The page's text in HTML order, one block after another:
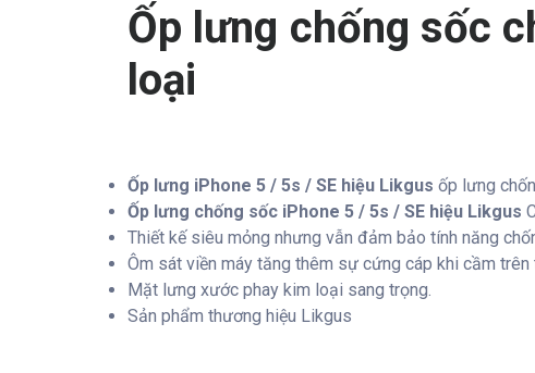
Ốp lưng chống sốc
loại
Ốp lưng iPhone 5 / 5s / SE hiệu Likgus ốp lưng
Ốp lưng chống sốc iPhone 5 / 5s / SE hiệu Likgus
Thiết kế siêu mỏng nhưng vẫn đảm bảo tính năng
Ôm sát viền máy tăng thêm sự cứng cáp khi cầm trên
Mặt lưng xước phay kim loại sang trọng.
Sản phẩm thương hiệu Likgus